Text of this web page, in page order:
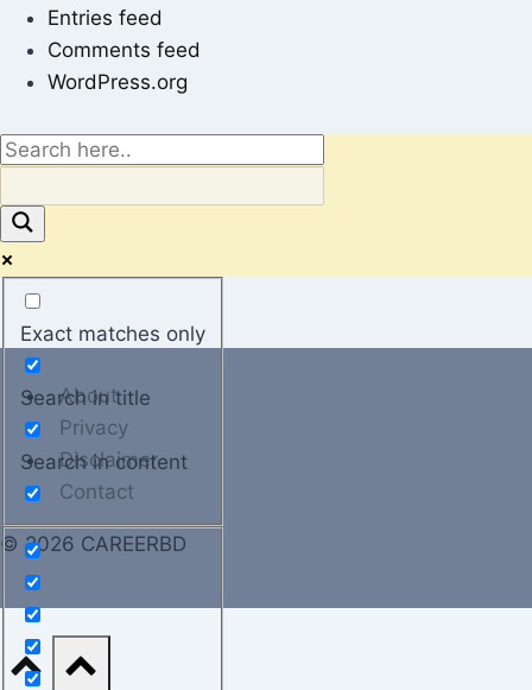
Entries feed
Comments feed
WordPress.org
Exact matches only
Search in title
Search in content
About
Privacy
Disclaimer
Contact
© 2026 CAREERBD